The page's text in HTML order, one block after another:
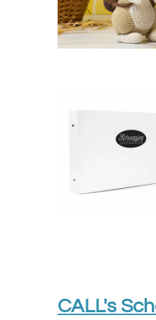
CALL's